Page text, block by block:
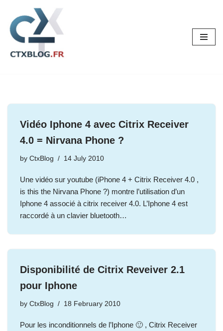
Skip
to
content
Vidéo Iphone 4 avec Citrix Receiver
4.0 = Nirvana Phone ?
by CtxBlog 14 July 2010
Une vidéo sur youtube (iPhone 4 + Citrix Receiver 4.0 ,
is this the Nirvana Phone ?) montre l’utilisation d’un
Iphone 4 associé à citrix receiver 4.0. L’Iphone 4 est
raccordé à un clavier bluetooth…
Disponibilité de Citrix Reveiver 2.1
pour Iphone
by CtxBlog 18 February 2010
Pour les inconditionnels de l’Iphone 🙂 , Citrix Receiver